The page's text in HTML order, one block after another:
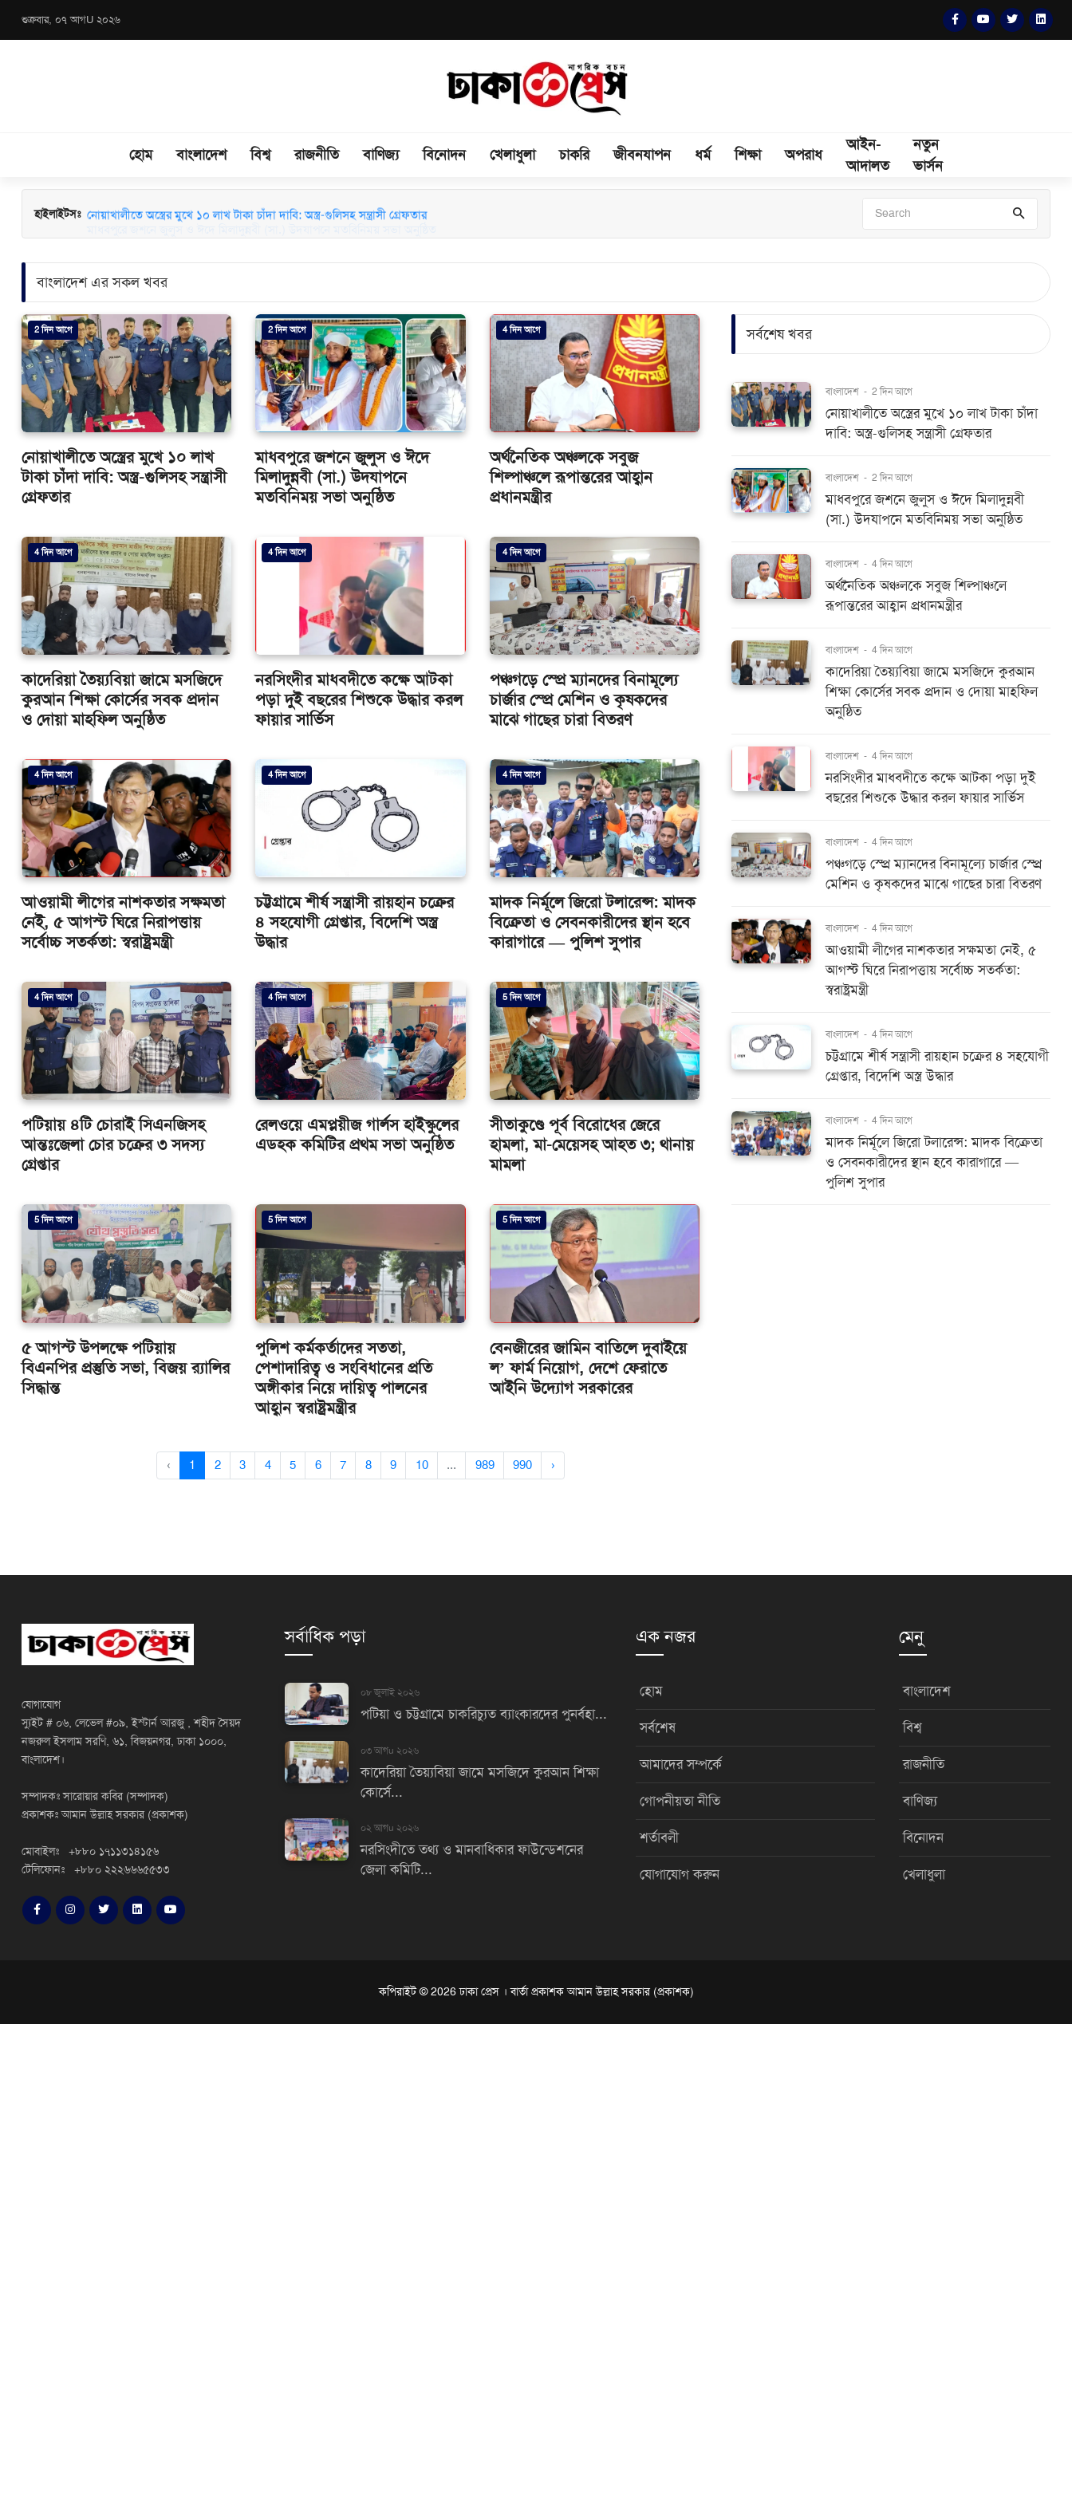
শুক্রবার, ০৭ আগU ২০২৬
হোম বাংলাদেশ বিশ্ব রাজনীতি বাণিজ্য বিনোদন খেলাধুলা চাকরি জীবনযাপন ধর্ম শিক্ষা অপরাধ
আইন-
আদালত
নতুন
ভার্সন
হাইলাইটসঃ মাধবপুরে জশনে জুলুস ও ঈদে মিলাদুন্নবী (সা.) উদযাপনে মতবিনিময় সভা অনুষ্ঠিত
বাংলাদেশ এর সকল খবর
2 দিন আগে
নোয়াখালীতে অস্ত্রের মুখে ১০ লাখ
টাকা চাঁদা দাবি: অস্ত্র-গুলিসহ সন্ত্রাসী
গ্রেফতার
2 দিন আগে
মাধবপুরে জশনে জুলুস ও ঈদে
মিলাদুন্নবী (সা.) উদযাপনে
মতবিনিময় সভা অনুষ্ঠিত
4 দিন আগে
অর্থনৈতিক অঞ্চলকে সবুজ
শিল্পাঞ্চলে রূপান্তরের আহ্বান
প্রধানমন্ত্রীর
4 দিন আগে
কাদেরিয়া তৈয়্যবিয়া জামে মসজিদে
কুরআন শিক্ষা কোর্সের সবক প্রদান
ও দোয়া মাহফিল অনুষ্ঠিত
4 দিন আগে
নরসিংদীর মাধবদীতে কক্ষে আটকা
পড়া দুই বছরের শিশুকে উদ্ধার করল
ফায়ার সার্ভিস
4 দিন আগে
পঞ্চগড়ে স্প্রে ম্যানদের বিনামূল্যে
চার্জার স্প্রে মেশিন ও কৃষকদের
মাঝে গাছের চারা বিতরণ
4 দিন আগে
আওয়ামী লীগের নাশকতার সক্ষমতা
নেই, ৫ আগস্ট ঘিরে নিরাপত্তায়
সর্বোচ্চ সতর্কতা: স্বরাষ্ট্রমন্ত্রী
4 দিন আগে
চট্টগ্রামে শীর্ষ সন্ত্রাসী রায়হান চক্রের
৪ সহযোগী গ্রেপ্তার, বিদেশি অস্ত্র
উদ্ধার
4 দিন আগে
মাদক নির্মূলে জিরো টলারেন্স: মাদক
বিক্রেতা ও সেবনকারীদের স্থান হবে
কারাগারে — পুলিশ সুপার
4 দিন আগে
পটিয়ায় ৪টি চোরাই সিএনজিসহ
আন্তঃজেলা চোর চক্রের ৩ সদস্য
গ্রেপ্তার
4 দিন আগে
রেলওয়ে এমপ্লয়ীজ গার্লস হাইস্কুলের
এডহক কমিটির প্রথম সভা অনুষ্ঠিত
5 দিন আগে
সীতাকুণ্ডে পূর্ব বিরোধের জেরে
হামলা, মা-মেয়েসহ আহত ৩; থানায়
মামলা
5 দিন আগে
৫ আগস্ট উপলক্ষে পটিয়ায়
বিএনপির প্রস্তুতি সভা, বিজয় র‌্যালির
সিদ্ধান্ত
5 দিন আগে
পুলিশ কর্মকর্তাদের সততা,
পেশাদারিত্ব ও সংবিধানের প্রতি
অঙ্গীকার নিয়ে দায়িত্ব পালনের
আহ্বান স্বরাষ্ট্রমন্ত্রীর
5 দিন আগে
বেনজীরের জামিন বাতিলে দুবাইয়ে
ল’ ফার্ম নিয়োগ, দেশে ফেরাতে
আইনি উদ্যোগ সরকারের
‹ 1 2 3 4 5 6 7 8 9 10 ... 989 990 ›
সর্বশেষ খবর
বাংলাদেশ - 2 দিন আগে
নোয়াখালীতে অস্ত্রের মুখে ১০ লাখ টাকা চাঁদা
দাবি: অস্ত্র-গুলিসহ সন্ত্রাসী গ্রেফতার
বাংলাদেশ - 2 দিন আগে
মাধবপুরে জশনে জুলুস ও ঈদে মিলাদুন্নবী
(সা.) উদযাপনে মতবিনিময় সভা অনুষ্ঠিত
বাংলাদেশ - 4 দিন আগে
অর্থনৈতিক অঞ্চলকে সবুজ শিল্পাঞ্চলে
রূপান্তরের আহ্বান প্রধানমন্ত্রীর
বাংলাদেশ - 4 দিন আগে
কাদেরিয়া তৈয়্যবিয়া জামে মসজিদে কুরআন
শিক্ষা কোর্সের সবক প্রদান ও দোয়া মাহফিল
অনুষ্ঠিত
বাংলাদেশ - 4 দিন আগে
নরসিংদীর মাধবদীতে কক্ষে আটকা পড়া দুই
বছরের শিশুকে উদ্ধার করল ফায়ার সার্ভিস
বাংলাদেশ - 4 দিন আগে
পঞ্চগড়ে স্প্রে ম্যানদের বিনামূল্যে চার্জার স্প্রে
মেশিন ও কৃষকদের মাঝে গাছের চারা বিতরণ
বাংলাদেশ - 4 দিন আগে
আওয়ামী লীগের নাশকতার সক্ষমতা নেই, ৫
আগস্ট ঘিরে নিরাপত্তায় সর্বোচ্চ সতর্কতা:
স্বরাষ্ট্রমন্ত্রী
বাংলাদেশ - 4 দিন আগে
চট্টগ্রামে শীর্ষ সন্ত্রাসী রায়হান চক্রের ৪ সহযোগী
গ্রেপ্তার, বিদেশি অস্ত্র উদ্ধার
বাংলাদেশ - 4 দিন আগে
মাদক নির্মূলে জিরো টলারেন্স: মাদক বিক্রেতা
ও সেবনকারীদের স্থান হবে কারাগারে —
পুলিশ সুপার
যোগাযোগ
স্যুইট # ০৬, লেভেল #০৯, ইস্টার্ন আরজু , শহীদ সৈয়দ
নজরুল ইসলাম সরণি, ৬১, বিজয়নগর, ঢাকা ১০০০,
বাংলাদেশ।
সম্পাদকঃ সারোয়ার কবির (সম্পাদক)
প্রকাশকঃ আমান উল্লাহ সরকার (প্রকাশক)
মোবাইলঃ +৮৮০ ১৭১১৩১৪১৫৬
টেলিফোনঃ +৮৮০ ২২২৬৬৬৫৫৩৩
সর্বাধিক পড়া
০৮ জুলাই ২০২৬
পটিয়া ও চট্টগ্রামে চাকরিচ্যুত ব্যাংকারদের পুনর্বহা...
০৩ আগu ২০২৬
কাদেরিয়া তৈয়্যবিয়া জামে মসজিদে কুরআন শিক্ষা
কোর্সে...
০২ আগu ২০২৬
নরসিংদীতে তথ্য ও মানবাধিকার ফাউন্ডেশনের
জেলা কমিটি...
এক নজর
হোম
সর্বশেষ
আমাদের সম্পর্কে
গোপনীয়তা নীতি
শর্তাবলী
যোগাযোগ করুন
মেনু
বাংলাদেশ
বিশ্ব
রাজনীতি
বাণিজ্য
বিনোদন
খেলাধুলা
কপিরাইট © 2026 ঢাকা প্রেস । বার্তা প্রকাশক আমান উল্লাহ সরকার (প্রকাশক)